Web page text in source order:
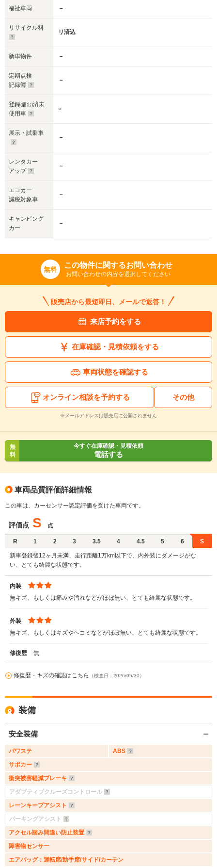
福祉車両 －
リサイクル料
リ済込
新車物件 －
定期点検
記録簿
－
登録(届出)済未
使用車
○
展示・試乗車
－
レンタカー
アップ
－
エコカー
減税対象車
－
キャンピング
カー
－
無料 この物件に関するお問い合わせ
お問い合わせの内容を選択してください
販売店から最短即日、メールで返答！
来店予約をする
在庫確認・見積依頼をする
車両状態を確認する
オンライン相談を予約する その他
※メールアドレスは販売店に公開されません
無
料
今すぐ在庫確認・見積依頼
電話する
車両品質評価詳細情報
この車は、カーセンサー認定評価を受けた車両です。
評価点 S 点
R 1 2 3 3.5 4 4.5 5 6 S
新車登録後12ヶ月未満、走行距離1万km以下で、内外装にダメージがな
い、とても綺麗な状態です。
内装
無キズ、もしくは痛みや汚れなどがほぼ無い、とても綺麗な状態です。
外装
無キズ、もしくはキズやヘコミなどがほぼ無い、とても綺麗な状態です。
修復歴 無
修復歴・キズの確認はこちら （検査日：2026/05/30）
装備
安全装備
パワステ
ABS
サポカー
衝突被害軽減ブレーキ
アダプティブクルーズコントロール
レーンキープアシスト
パーキングアシスト
アクセル踏み間違い防止装置
障害物センサー
エアバッグ：運転席/助手席/サイド/カーテン